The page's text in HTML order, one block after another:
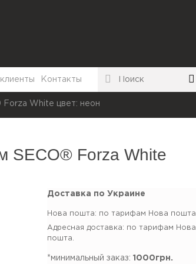
Контакты
White цвет: неон
SECO® Forza White
Доставка по Украине
Нова пошта: по тарифам Нова пошта.
Адресная доставка: по тарифам Нова
пошта.
*минимальный заказ: 1000грн.